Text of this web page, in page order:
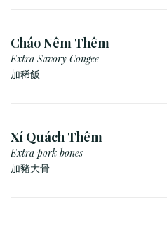
Cháo Nêm Thêm
Extra Savory Congee
加稀飯
Xí Quách Thêm
Extra pork bones
加豬大骨